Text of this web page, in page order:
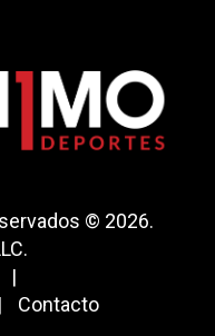
© 2026.
Contacto